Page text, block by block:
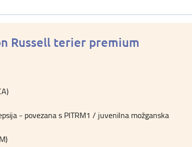
Russell terier premium
- povezana s PITRM1 / juvenilna možganska